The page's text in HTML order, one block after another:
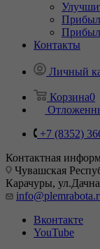
Контакты
Личный
Корзина0
+7 (8352)
Контактная
Чувашская
Карачуры,
Вконтакте
YouTube